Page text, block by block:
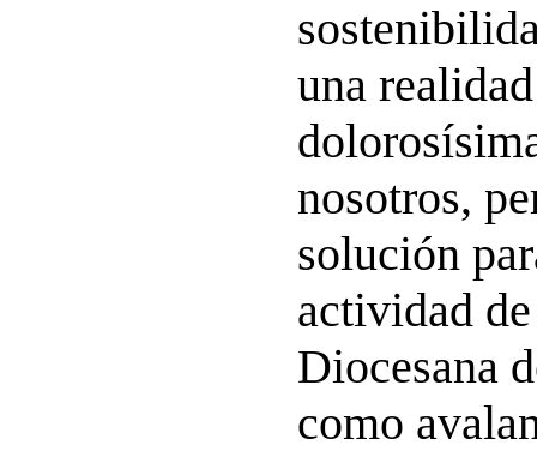
una
nosotros,
solución
actividad
Diocesana
como